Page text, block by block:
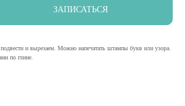
ЗАПИСАТЬСЯ
и вырезаем. Можно напечатать штампы букв или узора.
по глине.